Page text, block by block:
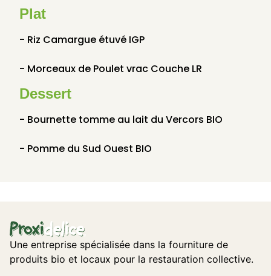
Plat
- Riz Camargue étuvé IGP
- Morceaux de Poulet vrac Couche LR
Dessert
- Bournette tomme au lait du Vercors BIO
- Pomme du Sud Ouest BIO
Une entreprise spécialisée dans la fourniture de
produits bio et locaux pour la restauration collective.